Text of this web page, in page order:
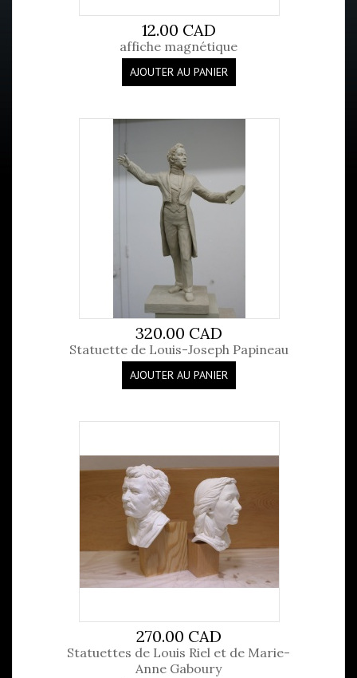
12.00 CAD
affiche magnétique
AJOUTER AU PANIER
320.00 CAD
Statuette de Louis-Joseph Papineau
AJOUTER AU PANIER
270.00 CAD
Statuettes de Louis Riel et de Marie-
Anne Gaboury